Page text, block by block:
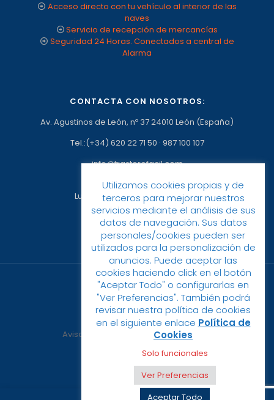
Acceso directo con tu vehículo al interior de las
naves
Servicio de recepción de mercancías
Seguridad 24 Horas. Conectados a central de
Alarma
CONTACTA CON NOSOTROS:
Av. Agustinos de León, nº 37 24010 León (España)
Tel.:(+34) 620 22 71 50 · 987 100 107
info@trasterofacil.com
Horario:
Lunes a Viernes: 09:00h a 17:00h
© 2023 Trastero Fácil
Aviso Legal
Política de privacidad
Utilizamos cookies propias y de
terceros para mejorar nuestros
servicios mediante el análisis de sus
datos de navegación. Sus datos
personales/cookies pueden ser
utilizados para la personalización de
anuncios. Puede aceptar las
cookies haciendo click en el botón
"Aceptar Todo" o configurarlas en
"Ver Preferencias". También podrá
revisar nuestra política de cookies
en el siguiente enlace Política de
Cookies
Solo funcionales
Ver Preferencias
Aceptar Todo